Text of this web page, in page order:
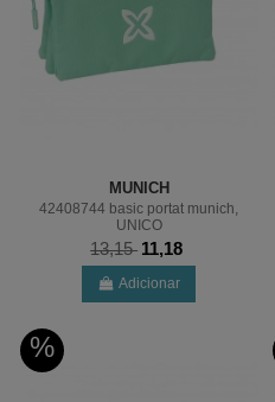
MUNICH
42408744 basic portat munich,
UNICO
13,15 11,18
Adicionar
%